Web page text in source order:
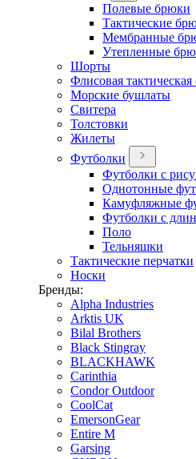
Полевые брюки
Тактические
Мембранные
Утепленные
Шорты
Флисовая тактическая
Морские бушлаты
Свитера
Толстовки
Жилеты
Футболки
Футболки с
Однотонные
Камуфляжные
Футболки с
Поло
Тельняшки
Тактические перчатки
Носки
Бренды:
Alpha Industries
Arktis UK
Bilal Brothers
Black Stingray
BLACKHAWK
Carinthia
Condor Outdoor
CoolCat
EmersonGear
Entire M
Garsing